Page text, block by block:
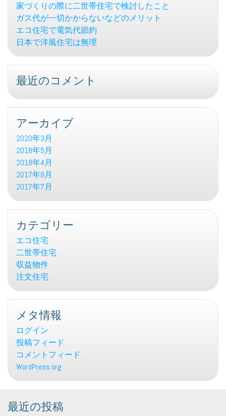
家づくりの際に二世帯住宅で検討したこと
ガス代が一切かからないなどのメリット
エコ住宅で電気代節約
日本で洋風住宅は無理
最近のコメント
アーカイブ
2020年3月
2018年5月
2018年4月
2017年8月
2017年7月
カテゴリー
エコ住宅
二世帯住宅
収益物件
注文住宅
メタ情報
ログイン
投稿フィード
コメントフィード
WordPress.org
最近の投稿